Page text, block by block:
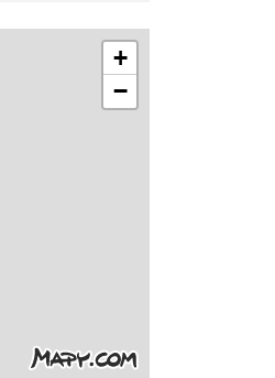
+
−